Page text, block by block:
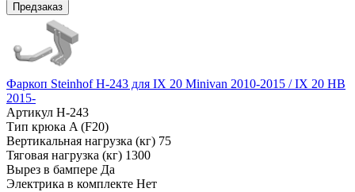
Предзаказ
Фаркоп Steinhof H-243 для IX 20 Minivan 2010-2015 / IX 20 HB
2015-
Артикул H-243
Тип крюка A (F20)
Вертикальная нагрузка (кг) 75
Тяговая нагрузка (кг) 1300
Вырез в бампере Да
Электрика в комплекте Нет